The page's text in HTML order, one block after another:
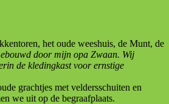
het oude weeshuis, de Munt, de
door mijn opa Zwaan. Wij
de kledingkast voor ernstige
grachtjes met veldersschuiten en
we uit op de begraafplaats.